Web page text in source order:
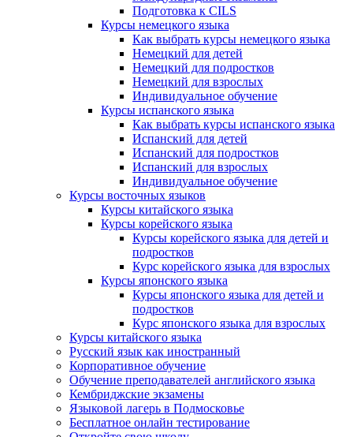
Подготовка к CILS
Курсы немецкого языка
Как выбрать курсы немецкого языка
Немецкий для детей
Немецкий для подростков
Немецкий для взрослых
Индивидуальное обучение
Курсы испанского языка
Как выбрать курсы испанского языка
Испанский для детей
Испанский для подростков
Испанский для взрослых
Индивидуальное обучение
Курсы восточных языков
Курсы китайского языка
Курсы корейского языка
Курсы корейского языка для детей и
подростков
Курс корейского языка для взрослых
Курсы японского языка
Курсы японского языка для детей и
подростков
Курс японского языка для взрослых
Курсы китайского языка
Русский язык как иностранный
Корпоративное обучение
Обучение преподавателей английского языка
Кембриджские экзамены
Языковой лагерь в Подмосковье
Бесплатное онлайн тестирование